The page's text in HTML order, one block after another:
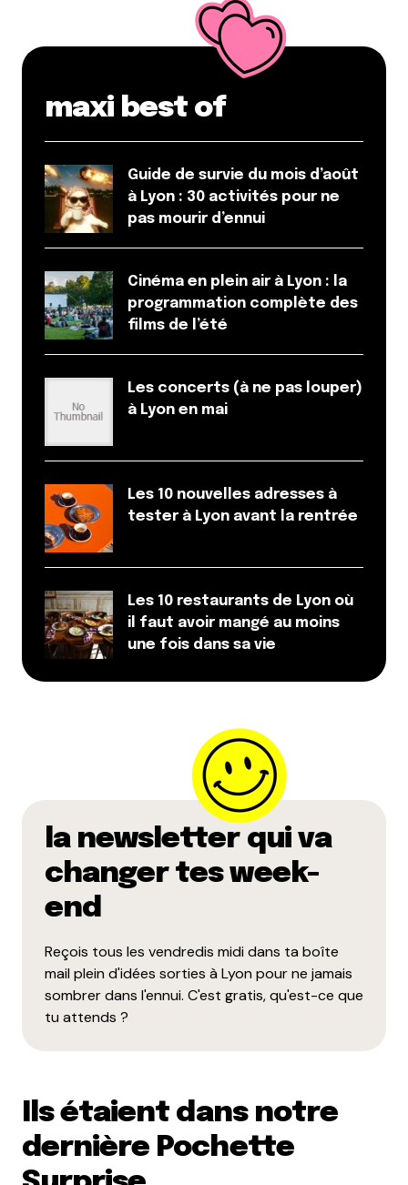
maxi best of
Guide de survie du mois d’août
à Lyon : 30 activités pour ne
pas mourir d’ennui
Cinéma en plein air à Lyon : la
programmation complète des
films de l’été
Les concerts (à ne pas louper)
à Lyon en mai
Les 10 nouvelles adresses à
tester à Lyon avant la rentrée
Les 10 restaurants de Lyon où
il faut avoir mangé au moins
une fois dans sa vie
la newsletter qui va
changer tes week-
end
Reçois tous les vendredis midi dans ta boîte
mail plein d'idées sorties à Lyon pour ne jamais
sombrer dans l'ennui. C'est gratis, qu'est-ce que
tu attends ?
Ils étaient dans notre
dernière Pochette